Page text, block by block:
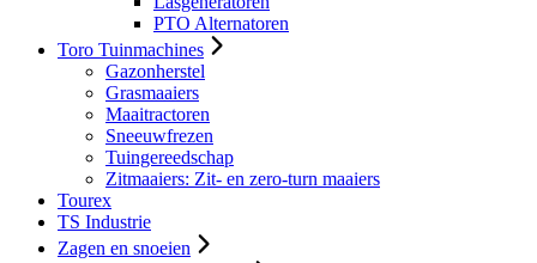
PTO Alternatoren
Toro Tuinmachines
Gazonherstel
Grasmaaiers
Maaitractoren
Sneeuwfrezen
Tuingereedschap
Zitmaaiers: Zit- en zero-turn maaiers
Tourex
TS Industrie
Zagen en snoeien